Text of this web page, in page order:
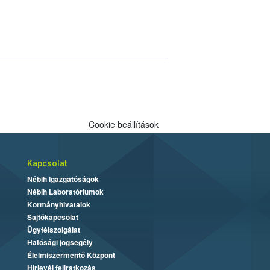
Cookie beállítások
Kapcsolat
Nébih Igazgatóságok
Nébih Laboratóriumok
Kormányhivatalok
Sajtókapcsolat
Ügyfélszolgálat
Hatósági jogsegély
Élelmiszermentő Központ
Hírlevél feliratkozás